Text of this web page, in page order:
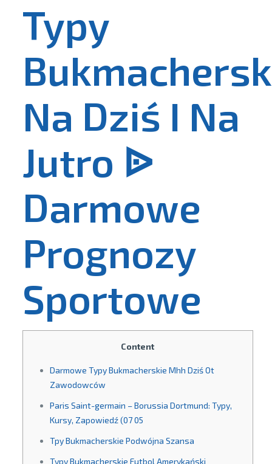
Typy
Na Dziś I Na
Jutro ᐉ
Darmowe
Prognozy
Sportowe
Content
Darmowe Typy Bukmacherskie Mhh Dziś Ot
Zawodowców
Paris Saint-germain – Borussia Dortmund: Typy,
Kursy, Zapowiedź (07 05
Tpy Bukmacherskie Podwójna Szansa
Typy Bukmacherskie Futbol Amerykański